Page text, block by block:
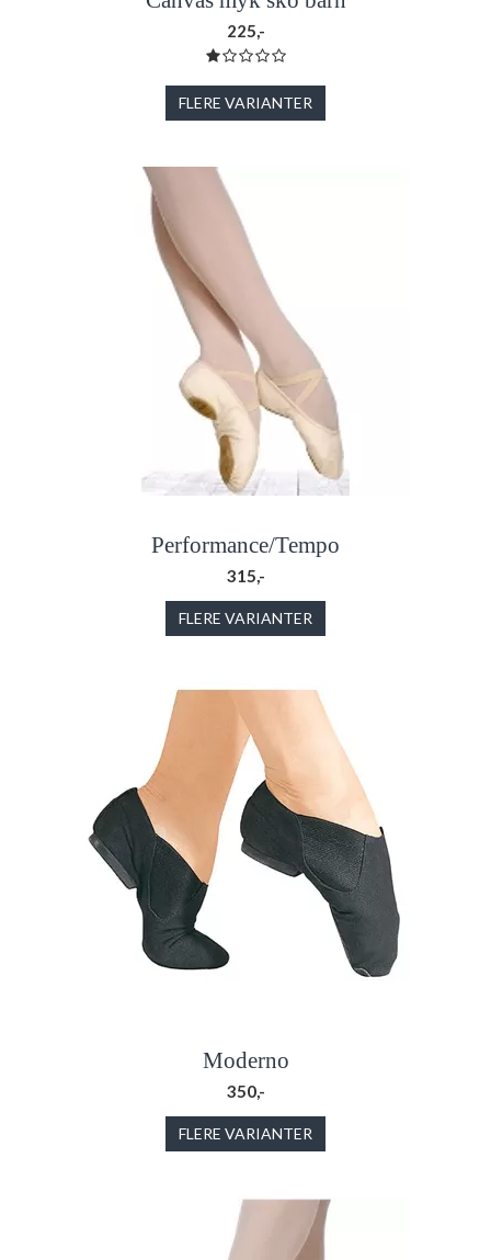
225,-
FLERE VARIANTER
Performance/Tempo
315,-
FLERE VARIANTER
Moderno
350,-
FLERE VARIANTER